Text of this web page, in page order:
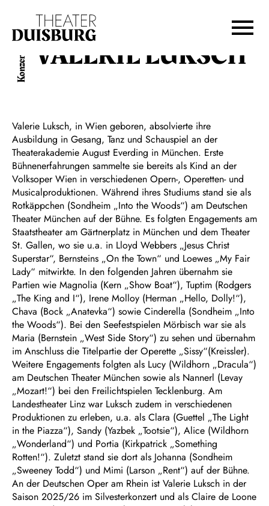
Zur Hauptnavigation springen
Zum Footer springen
Konzert, Oper VALERIE LUKSCH
Valerie Luksch, in Wien geboren, absolvierte ihre
Ausbildung in Gesang, Tanz und Schauspiel an der
Theaterakademie August Everding in München. Erste
Bühnenerfahrungen sammelte sie bereits als Kind an der
Volksoper Wien in verschiedenen Opern-, Operetten- und
Musicalproduktionen. Während ihres Studiums stand sie als
Rotkäppchen (Sondheim „Into the Woods“) am Deutschen
Theater München auf der Bühne. Es folgten Engagements am
Staatstheater am Gärtnerplatz in München und dem Theater
St. Gallen, wo sie u.a. in Lloyd Webbers „Jesus Christ
Superstar“, Bernsteins „On the Town“ und Loewes „My Fair
Lady“ mitwirkte. In den folgenden Jahren übernahm sie
Partien wie Magnolia (Kern „Show Boat“), Tuptim (Rodgers
„The King and I“), Irene Molloy (Herman „Hello, Dolly!“),
Chava (Bock „Anatevka“) sowie Cinderella (Sondheim „Into
the Woods“). Bei den Seefestspielen Mörbisch war sie als
Maria (Bernstein „West Side Story“) zu sehen und übernahm
im Anschluss die Titelpartie der Operette „Sissy“(Kreissler).
Weitere Engagements folgten als Lucy (Wildhorn „Dracula“)
am Deutschen Theater München sowie als Nannerl (Levay
„Mozart!“) bei den Freilichtspielen Tecklenburg. Am
Landestheater Linz war Luksch zudem in verschiedenen
Produktionen zu erleben, u.a. als Clara (Guettel „The Light
in the Piazza“), Sandy (Yazbek „Tootsie“), Alice (Wildhorn
„Wonderland“) und Portia (Kirkpatrick „Something
Rotten!“). Zuletzt stand sie dort als Johanna (Sondheim
„Sweeney Todd“) und Mimi (Larson „Rent“) auf der Bühne.
An der Deutschen Oper am Rhein ist Valerie Luksch in der
Saison 2025/26 im Silvesterkonzert und als Claire de Loone